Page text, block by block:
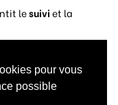
pour vous
possible
lesuiviet la
24h/24